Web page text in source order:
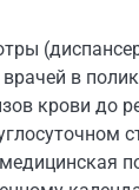
в
крови до